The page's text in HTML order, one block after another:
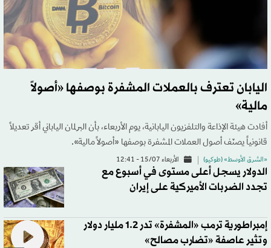
اليابان تعترف بالعملات المشفرة بوصفها «أصولاً
مالية»
أفادت هيئة الإذاعة والتلفزيون اليابانية، يوم الأربعاء، بأن البرلمان الياباني أقر تعديلاً
قانونياً يصنّف أصول العملات المشفرة بوصفها «أصولاً مالية».
«الشرق الأوسط» (طوكيو) الأربعاء 15/07 - 12:41
الدولار يسجل أعلى مستوى في أسبوع مع
تجدد الضربات الأميركية على إيران
إمبراطورية ترمب «المشفرة» تدر 1.2 مليار دولار
وتثير عاصفة «تضارب مصالح»